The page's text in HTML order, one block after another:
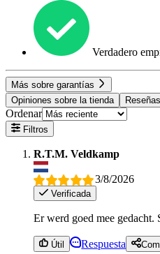
Verdadero
Más sobre garantías
Opiniones sobre la tienda
Ordenar
Filtros
R.T.M. Veldkamp
3/8/2026
Verificada
Er werd goed mee gedacht.
Útil Respuesta